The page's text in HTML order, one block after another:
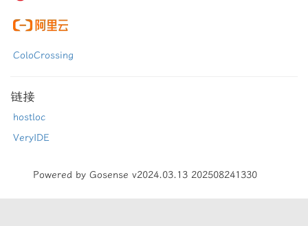
ColoCrossing
链接
hostloc
VeryIDE
Powered by Gosense v2024.03.13 202508241330